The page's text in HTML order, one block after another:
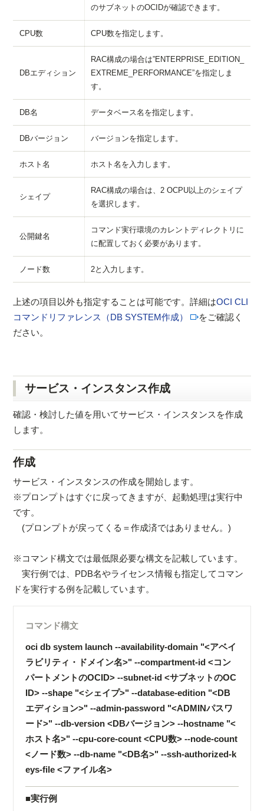
のサブネットのOCIDが確認できます。
CPU数 CPU数を指定します。
DBエディション
RAC構成の場合は”ENTERPRISE_EDITION_
EXTREME_PERFORMANCE”を指定しま
す。
DB名 データベース名を指定します。
DBバージョン バージョンを指定します。
ホスト名 ホスト名を入力します。
シェイプ
RAC構成の場合は、2 OCPU以上のシェイプ
を選択します。
公開鍵名
コマンド実行環境のカレントディレクトリに
に配置しておく必要があります。
ノード数 2と入力します。
上述の項目以外も指定することは可能です。詳細はOCI CLI
コマンドリファレンス（DB SYSTEM作成）
をご確認く
ださい。
サービス・インスタンス作成
確認・検討した値を用いてサービス・インスタンスを作成
します。
作成
サービス・インスタンスの作成を開始します。
※プロンプトはすぐに戻ってきますが、起動処理は実行中
です。
(プロンプトが戻ってくる＝作成済ではありません。)
※コマンド構文では最低限必要な構文を記載しています。
実行例では、PDB名やライセンス情報も指定してコマン
ドを実行する例を記載しています。
コマンド構文
oci db system launch --availability-domain "<アベイ
ラビリティ・ドメイン名>" --compartment-id <コン
パートメントのOCID> --subnet-id <サブネットのOC
ID> --shape "<シェイプ>" --database-edition "<DB
エディション>" --admin-password "<ADMINパスワ
ード>" --db-version <DBバージョン> --hostname "<
ホスト名>" --cpu-core-count <CPU数> --node-count
<ノード数> --db-name "<DB名>" --ssh-authorized-k
eys-file <ファイル名>
■実行例